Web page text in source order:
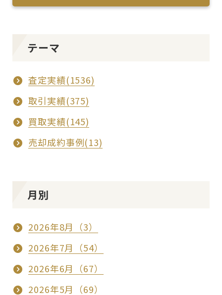
テーマ
査定実績(1536)
取引実績(375)
買取実績(145)
売却成約事例(13)
月別
2026年8月（3）
2026年7月（54）
2026年6月（67）
2026年5月（69）